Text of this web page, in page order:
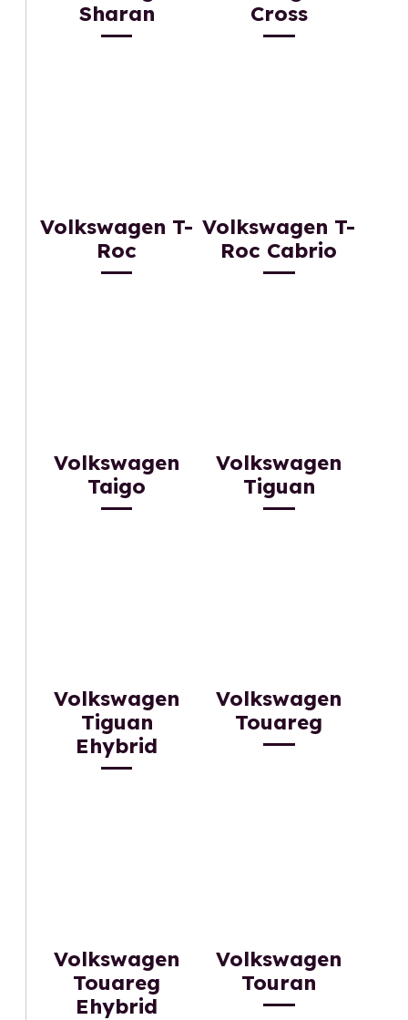
Sharan
Cross
Volkswagen T-
Roc
Volkswagen T-
Roc Cabrio
Volkswagen
Taigo
Volkswagen
Tiguan
Volkswagen
Tiguan
Ehybrid
Volkswagen
Touareg
Volkswagen
Touareg
Ehybrid
Volkswagen
Touran